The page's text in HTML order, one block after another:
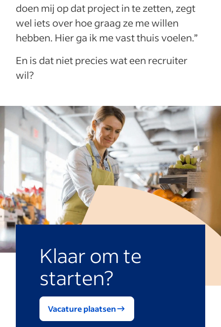
doen mij op dat project in te zetten, zegt
wel iets over hoe graag ze me willen
hebben. Hier ga ik me vast thuis voelen.”
En is dat niet precies wat een recruiter
wil?
Klaar om te
starten?
Vacature plaatsen